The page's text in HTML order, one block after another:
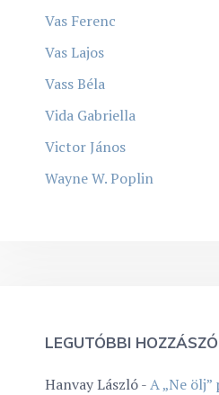
Vas Ferenc
Vas Lajos
Vass Béla
Vida Gabriella
Victor János
Wayne W. Poplin
LEGUTÓBBI
Hanvay László-A „Ne